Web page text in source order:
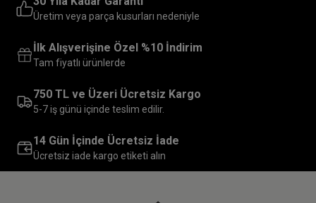
Üretim veya parça kusurları nedeniyle
İlk Alışverişine Özel %10 İndirim
Tam fiyatlı ürünlerde
750 TL ve Üzeri Ücretsiz Kargo
5-7 iş günü içinde teslim edilir.
14 Gün İçinde Ücretsiz İade
Ücretsiz iade kargo etiketi alın